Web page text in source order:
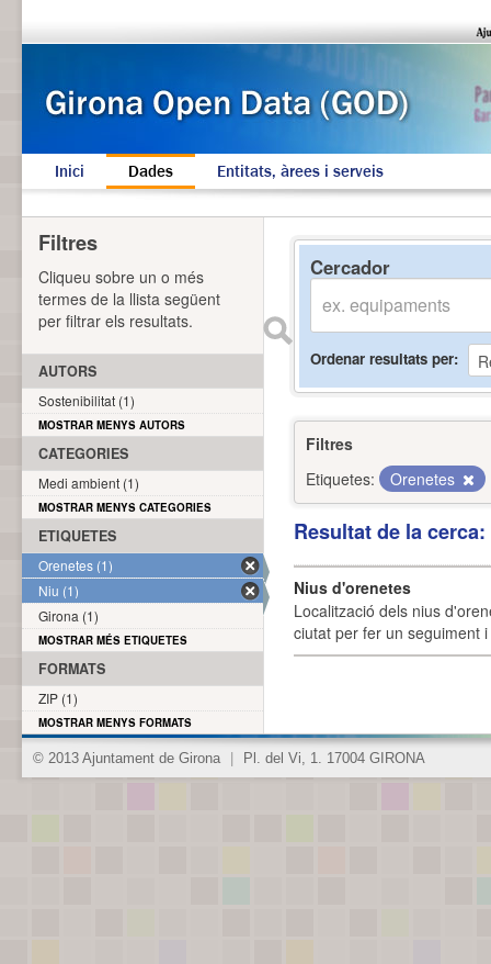
Inici Dades Entitats, àrees i serveis
Cercador
Ordenar resultats per
Filtres
Etiquetes:
Orenetes
Resultat de la
Nius d'orenetes
Localització dels nius
ciutat per fer un seguiment
Filtres
Cliqueu sobre un o més
termes de la llista següent
per filtrar els resultats.
AUTORS
Sostenibilitat (1)
MOSTRAR MENYS AUTORS
CATEGORIES
Medi ambient (1)
MOSTRAR MENYS CATEGORIES
ETIQUETES
Orenetes (1)
Niu (1)
Girona (1)
MOSTRAR MÉS ETIQUETES
FORMATS
ZIP (1)
MOSTRAR MENYS FORMATS
© 2013 Ajuntament de Girona Pl. del Vi, 1. 17004 GIRONA